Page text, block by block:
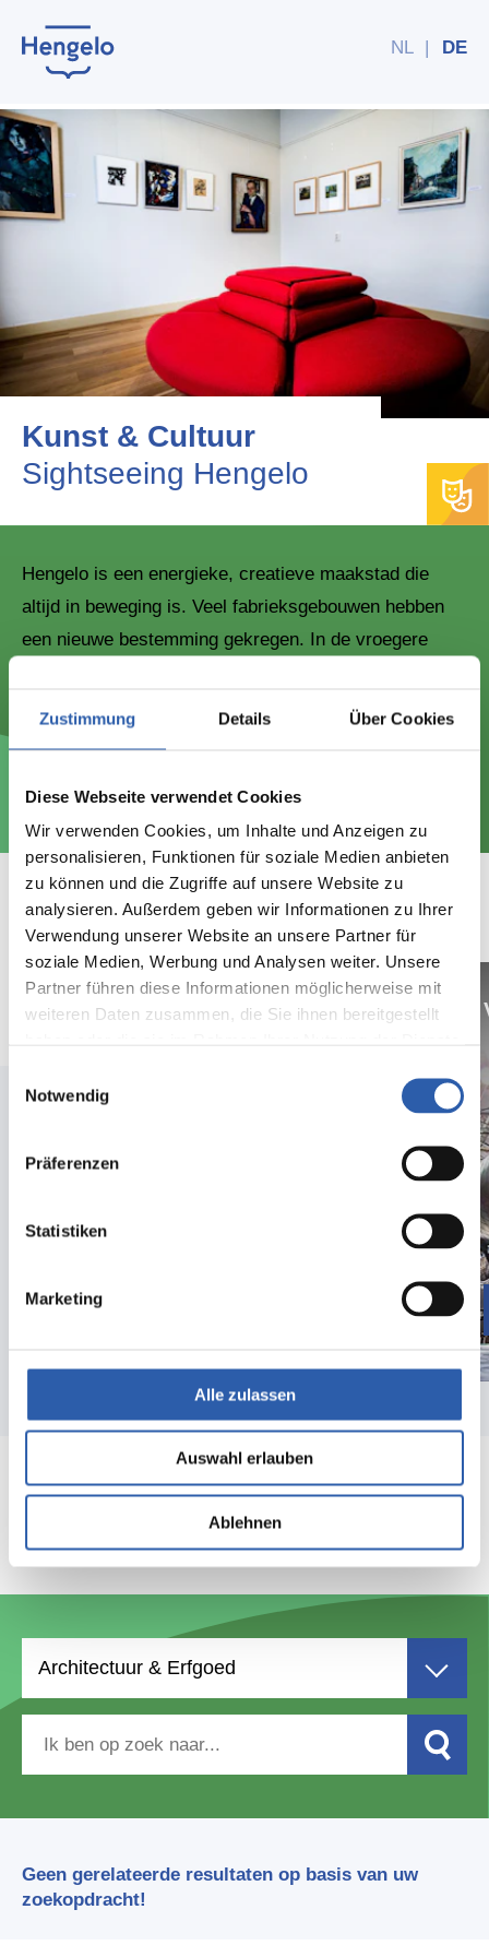
Zustimmung Details Über Cookies
Diese Webseite verwendet Cookies
Wir verwenden Cookies, um Inhalte und Anzeigen zu
personalisieren, Funktionen für soziale Medien anbieten
zu können und die Zugriffe auf unsere Website zu
analysieren. Außerdem geben wir Informationen zu Ihrer
Verwendung unserer Website an unsere Partner für
soziale Medien, Werbung und Analysen weiter. Unsere
Partner führen diese Informationen möglicherweise mit
weiteren Daten zusammen, die Sie ihnen bereitgestellt
Notwendig
Präferenzen
Statistiken
Marketing
Alle zulassen
Auswahl erlauben
Ablehnen
NL | DE
Kunst & Cultuur
Sightseeing Hengelo
Hengelo is een energieke, creatieve maakstad die
altijd in beweging is. Veel fabrieksgebouwen hebben
een nieuwe bestemming gekregen. In de vroegere
te vinden.
Bekijk het!
Ontdek Oyfo & Museum Hengelo
Lees meer
Waar ben je naar op zoek?
Architectuur & Erfgoed
Geen gerelateerde resultaten op basis van uw
zoekopdracht!